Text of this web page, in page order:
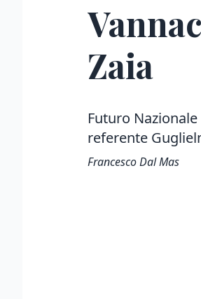
Zaia
Futuro
referente
Francesco Dal Mas